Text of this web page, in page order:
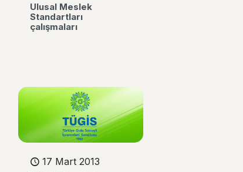
Ulusal Meslek
Standartları
çalışmaları
17 Mart 2013